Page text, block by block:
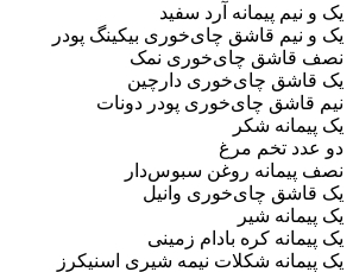
یک و نیم پیمانه آرد سفید
یک و نیم قاشق چای‌خوری بیکینگ پودر
نصف قاشق چای‌خوری نمک
یک قاشق چای‌خوری دارچین
نیم قاشق چای‌خوری پودر دونات
یک پیمانه شکر
دو عدد تخم مرغ
نصف پیمانه روغن سبوس‌دار
یک قاشق چای‌خوری وانیل
یک پیمانه شیر
یک پیمانه کره بادام زمینی
یک پیمانه شکلات نیمه شیری اسنیکرز